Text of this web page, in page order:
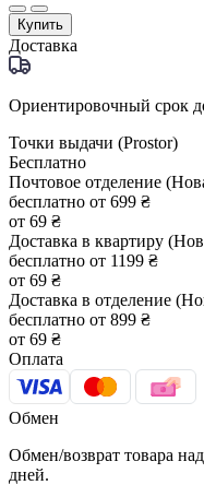
Купить
Доставка
Ориентировочный срок
Точки выдачи (Prostor)
Бесплатно
Почтовое отделение
бесплатно от 699 ₴
от 69 ₴
Доставка в квартиру
бесплатно от 1199 ₴
от 69 ₴
Доставка в отделение
бесплатно от 899 ₴
от 69 ₴
Оплата
Обмен
Обмен/возврат товара
дней.